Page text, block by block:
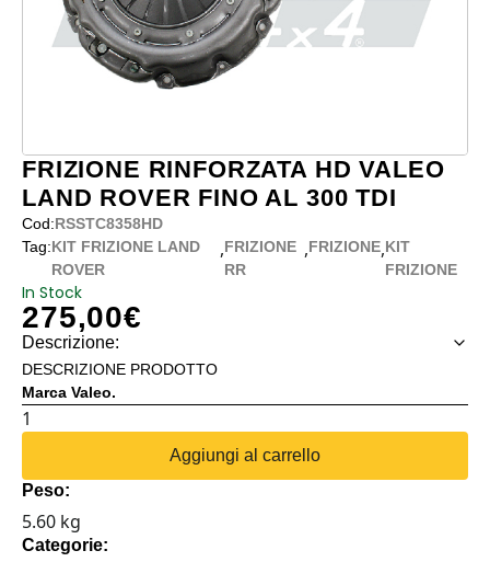
FRIZIONE RINFORZATA HD VALEO
LAND ROVER FINO AL 300 TDI
Cod:RSSTC8358HD
Tag:KIT FRIZIONE LAND
ROVER
,FRIZIONE
RR
,FRIZIONE,KIT
FRIZIONE
In Stock
275,00€
Descrizione:
DESCRIZIONE PRODOTTO
Marca Valeo.
FRIZIONE
VALEO
LAND
ROVER
Aggiungi al carrello
Peso:
5.60 kg
Categorie: